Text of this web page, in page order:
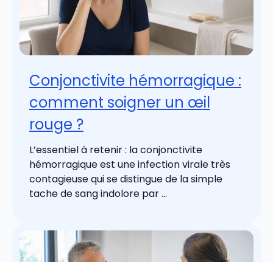
Conjonctivite hémorragique :
comment soigner un œil
rouge ?
L’essentiel à retenir : la conjonctivite
hémorragique est une infection virale très
contagieuse qui se distingue de la simple
tache de sang indolore par ...